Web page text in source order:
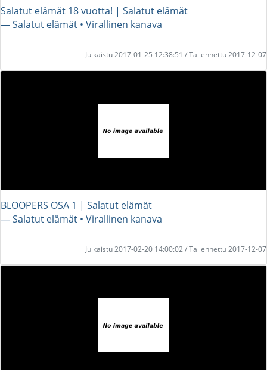
Salatut elämät 18 vuotta! | Salatut elämät
― Salatut elämät • Virallinen kanava
Julkaistu 2017-01-25 12:38:51 / Tallennettu 2017-12-07
BLOOPERS OSA 1 | Salatut elämät
― Salatut elämät • Virallinen kanava
Julkaistu 2017-02-20 14:00:02 / Tallennettu 2017-12-07